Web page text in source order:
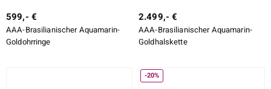
599,- €
AAA-Brasilianischer Aquamarin-
Goldohrringe
2.499,- €
AAA-Brasilianischer Aquamarin-
Goldhalskette
-20%